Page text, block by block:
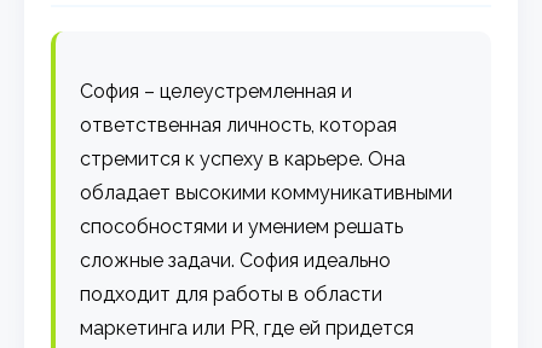
София – целеустремленная и
ответственная личность, которая
стремится к успеху в карьере. Она
обладает высокими коммуникативными
способностями и умением решать
сложные задачи. София идеально
подходит для работы в области
маркетинга или PR, где ей придется